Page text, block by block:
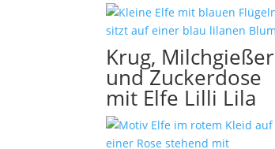
Krug, Milchgießer
und Zuckerdose
mit Elfe Lilli Lila